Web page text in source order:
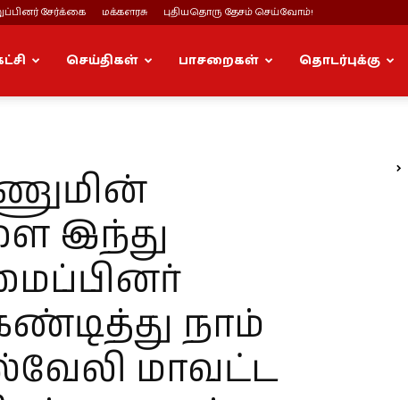
சேர்க்கை மக்களரசு புதியதொரு தேசம் செய்வோம்!
செய்திகள் பாசறைகள் தொடர்புக்கு
இந்து
நாம்
மாவட்ட